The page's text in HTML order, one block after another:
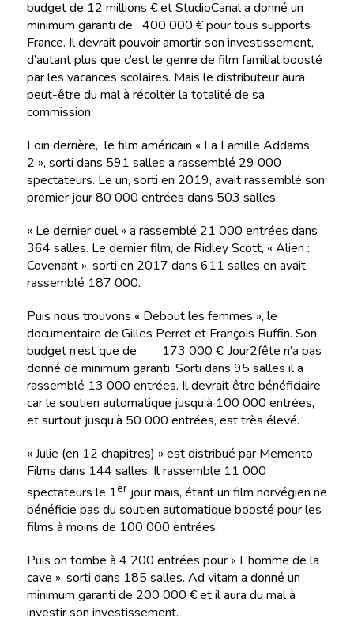
budget de 12 millions € et StudioCanal a donné un
minimum garanti de 400 000 € pour tous supports
France. Il devrait pouvoir amortir son investissement,
d’autant plus que c’est le genre de film familial boosté
par les vacances scolaires. Mais le distributeur aura
peut-être du mal à récolter la totalité de sa
commission.
Loin derrière, le film américain « La Famille Addams
2 », sorti dans 591 salles a rassemblé 29 000
spectateurs. Le un, sorti en 2019, avait rassemblé son
premier jour 80 000 entrées dans 503 salles.
« Le dernier duel » a rassemblé 21 000 entrées dans
364 salles. Le dernier film, de Ridley Scott, « Alien :
Covenant », sorti en 2017 dans 611 salles en avait
rassemblé 187 000.
Puis nous trouvons « Debout les femmes », le
documentaire de Gilles Perret et François Ruffin. Son
budget n’est que de 173 000 €. Jour2fête n’a pas
donné de minimum garanti. Sorti dans 95 salles il a
rassemblé 13 000 entrées. Il devrait être bénéficiaire
car le soutien automatique jusqu’à 100 000 entrées,
et surtout jusqu’à 50 000 entrées, est très élevé.
« Julie (en 12 chapitres) » est distribué par Memento
Films dans 144 salles. Il rassemble 11 000
spectateurs le 1erjour mais, étant un film norvégien ne
bénéficie pas du soutien automatique boosté pour les
films à moins de 100 000 entrées.
Puis on tombe à 4 200 entrées pour « L’homme de la
cave », sorti dans 185 salles. Ad vitam a donné un
minimum garanti de 200 000 € et il aura du mal à
investir son investissement.